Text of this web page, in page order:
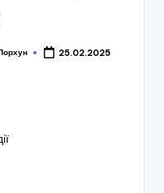
25.02.2025